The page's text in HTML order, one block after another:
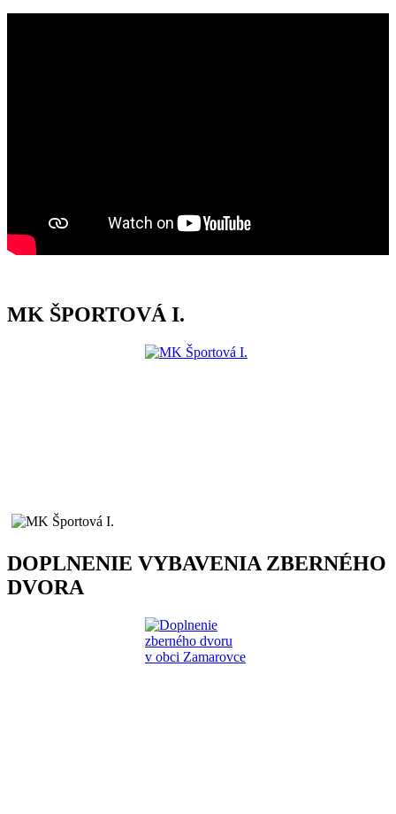
MK ŠPORTOVÁ I.
DOPLNENIE VYBAVENIA ZBERNÉHO
DVORA